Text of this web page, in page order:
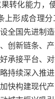
转化能力，
上形成合理
全国先进制
创新链条、
承接平台、
持续深入推
快构建现代